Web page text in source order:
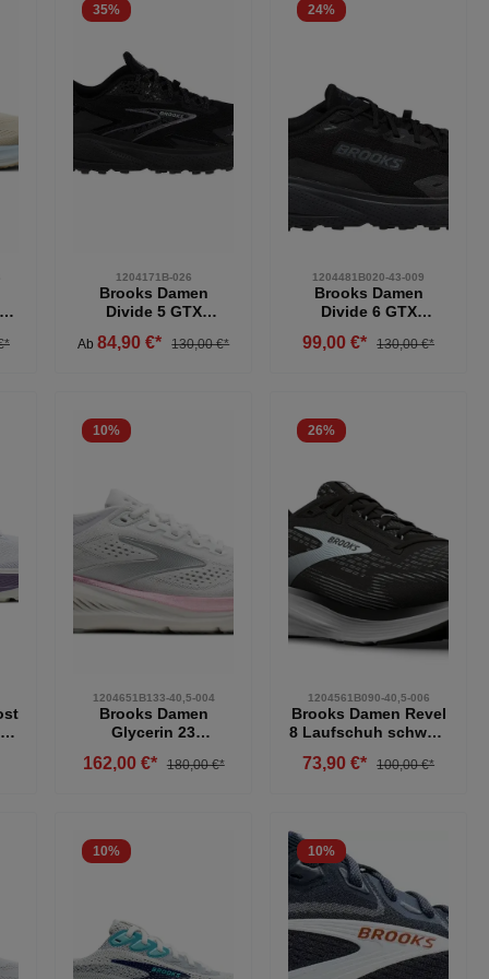
35%
1204171B-026
Brooks Damen
Divide 5 GTX
Laufschuh/
Ab84,90 €* 130,00 €*
24%
1204481B020-43-009
Brooks Damen
Divide 6 GTX
wasserdichter
99,00 €* 130,00 €*
10%
1204651B133-40,5-004
Brooks Damen
Glycerin 23
weiß-grau-rosa 40,5
162,00 €* 180,00 €*
26%
1204561B090-40,5-006
Brooks Damen Revel
8 Laufschuh schwarz
73,90 €* 100,00 €*
10% 10%